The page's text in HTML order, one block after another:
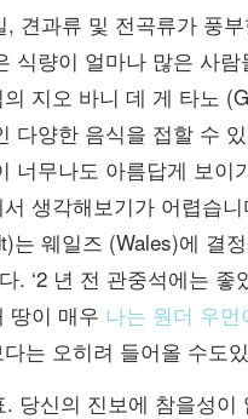
견과류 및 전곡류가 풍
식량이 얼마나 많은 사
지오 바니 데 게 타노
다양한 음식을 접할 수
너무나도 아름답게 보
생각해보기가 어렵습
는 웨일즈 (Wales)에 결
. ‘2 년 전 관중석에는
땅이 매우 나는 원더 우
는 오히려 들어올 수도
당신의 진보에 참을성